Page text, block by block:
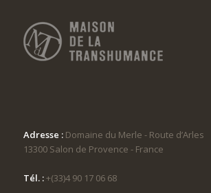
Adresse : Domaine du Merle - Route d’Arles
13300 Salon de Provence - France
Tél. :+(33)4 90 17 06 68